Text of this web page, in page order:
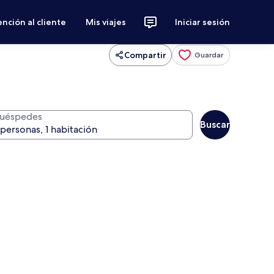
al cliente Mis viajes Iniciar sesión
Compartir Guardar
Buscar